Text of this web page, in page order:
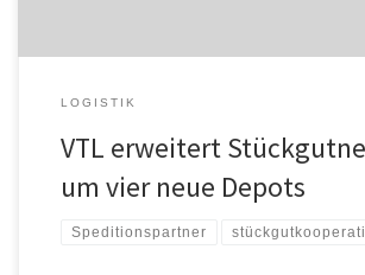
LOGISTIK
VTL erweitert
um vier neue Depots
Speditionspartner